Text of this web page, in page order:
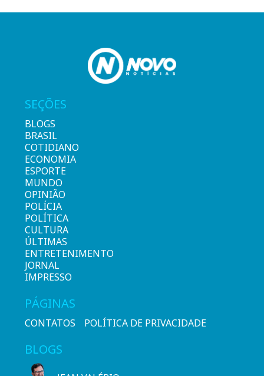
SEÇÕES
BLOGS
BRASIL
COTIDIANO
ECONOMIA
ESPORTE
MUNDO
OPINIÃO
POLÍCIA
POLÍTICA
CULTURA
ÚLTIMAS
ENTRETENIMENTO
JORNAL
IMPRESSO
PÁGINAS
CONTATOS POLÍTICA DE PRIVACIDADE
BLOGS